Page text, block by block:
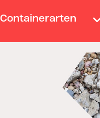
Containerarten